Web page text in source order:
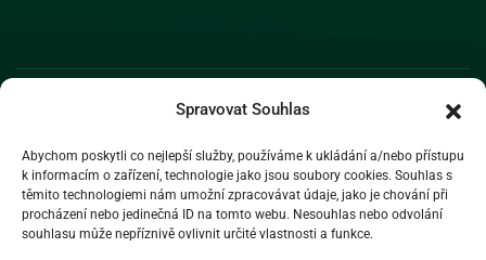
Spravovat Souhlas
Abychom poskytli co nejlepší služby, používáme k ukládání a/nebo přístupu
k informacím o zařízení, technologie jako jsou soubory cookies. Souhlas s
těmito technologiemi nám umožní zpracovávat údaje, jako je chování při
procházení nebo jedinečná ID na tomto webu. Nesouhlas nebo odvolání
souhlasu může nepříznivě ovlivnit určité vlastnosti a funkce.